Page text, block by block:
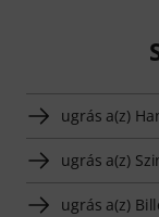
ugrás a(z)
ugrás a(z)
ugrás a(z)